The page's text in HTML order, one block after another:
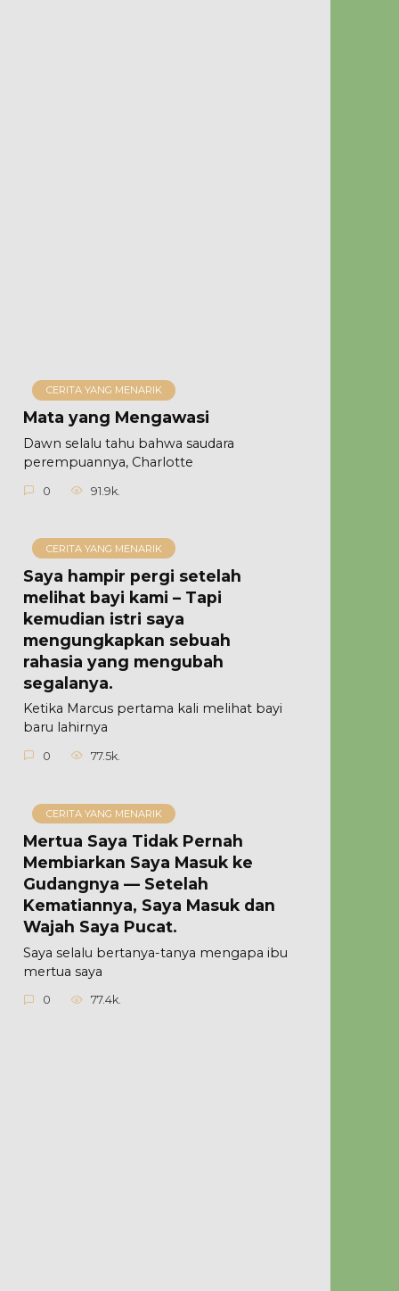
CERITA YANG MENARIK
Mata yang Mengawasi
Dawn selalu tahu bahwa saudara
perempuannya, Charlotte
0 91.9k.
CERITA YANG MENARIK
Saya hampir pergi setelah
melihat bayi kami – Tapi
kemudian istri saya
mengungkapkan sebuah
rahasia yang mengubah
segalanya.
Ketika Marcus pertama kali melihat bayi
baru lahirnya
0 77.5k.
CERITA YANG MENARIK
Mertua Saya Tidak Pernah
Membiarkan Saya Masuk ke
Gudangnya — Setelah
Kematiannya, Saya Masuk dan
Wajah Saya Pucat.
Saya selalu bertanya-tanya mengapa ibu
mertua saya
0 77.4k.